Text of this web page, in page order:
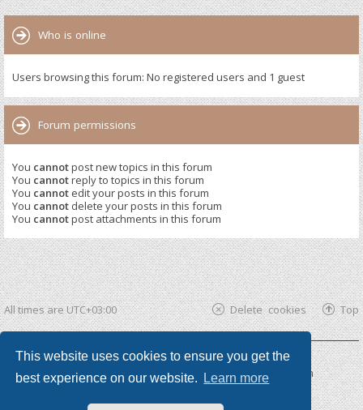
This website uses cookies to ensure you get the
best experience on our website.
Learn more
Who is online
Users browsing this forum: No registered users and 1 guest
Forum permissions
You cannotpost new topics in this forum
You cannotreply to topics in this forum
You cannot edit your posts in this forum
You cannot delete your posts in this forum
You cannotpost attachments in this forum
All times areUTC+03:00 Top
Delete cookies
Powered by phpBB ®| phpBB3 theme byKomiDesign